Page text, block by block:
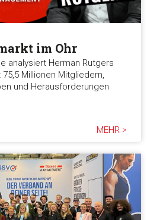
im Ohr
analysiert Herman Rutgers
Millionen Mitgliedern,
und Herausforderungen
MEHR >